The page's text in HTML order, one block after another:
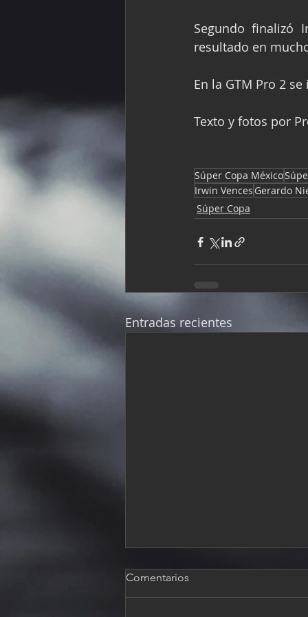
Segundo finalizó
resultado en
En la GTM Pro 2
Texto y fotos por
Súper Copa México
Irwin Vences Gerardo
Súper Copa
Entradas recientes
Comentarios